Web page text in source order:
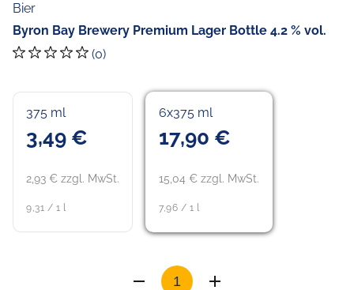
Bier
Byron Bay Brewery Premium Lager Bottle 4.2 % vol.
(0)
375 ml
3,49 €
2,93 € zzgl. MwSt.
9,31 / 1 l
6x375 ml
17,90 €
15,04 € zzgl. MwSt.
7,96 / 1 l